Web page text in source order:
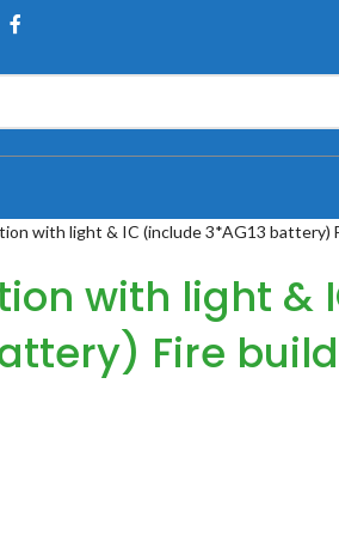
with light & IC (include 3*AG13 battery)
with light &
Fire